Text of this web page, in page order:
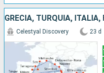
Celestyal Discovery 23 d